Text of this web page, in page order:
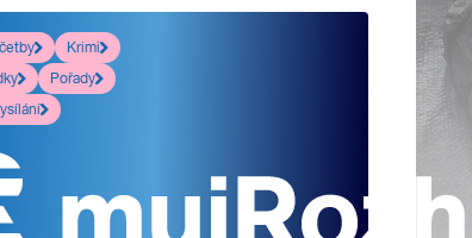
Krimi
Pořady